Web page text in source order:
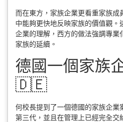
而在東方，家族企業更看重家族成
中能夠更快地反映家族的價值觀。
企業的理解，西方的做法強調專業
家族的延續。
德國一個家族
🇩🇪
何校長提到了一個德國的家族企業
第三代，並且在管理上已經完全交